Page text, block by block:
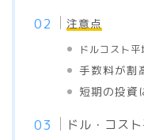
注意点
ドルコスト
手数料が割
短期の投資
ドル・コス